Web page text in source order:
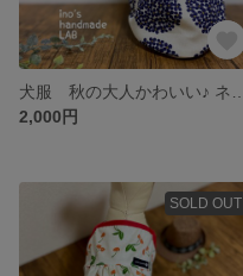
2,000円
SOLD OUT